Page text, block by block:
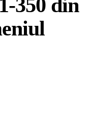
350 din